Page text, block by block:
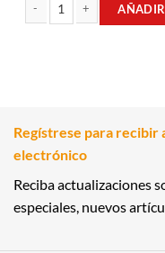
AÑADIR
Regístrese para
electrónico
Reciba actualizaciones
especiales, nuevos